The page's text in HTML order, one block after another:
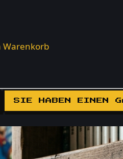
Warenkorb
SIE HABEN EINEN